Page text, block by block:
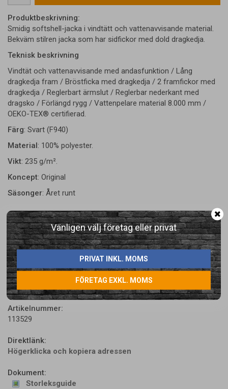
Vänligen välj företag eller privat
PRIVAT INKL. MOMS
FÖRETAG EXKL. MOMS
Produktbeskrivning:
Smidig softshell-jacka i vindtätt och vattenavvisande material.
Bekväm stilren jacka som har sidfickor med dold dragkedja.
Teknisk beskrivning
Vindtät och vattenavvisande med andasfunktion / Lång
dragkedja fram / Bröstficka med dragkedja / 2 framfickor med
dragkedja / Reglerbart ärmslut / Reglerbar nederkant med
dragsko / Förlängd rygg / Vattenpelare material 8.000 mm /
OEKO-TEX® certifierad.
Färg: Svart (F940)
Material: 100% polyester.
Vikt: 235 g/m².
Koncept: Original
Säsonger: Året runt
LÄGG I ÖNSKELISTA
Artikelnummer:
113529
Direktlänk:
Högerklicka och kopiera adressen
Dokument:
Storleksguide